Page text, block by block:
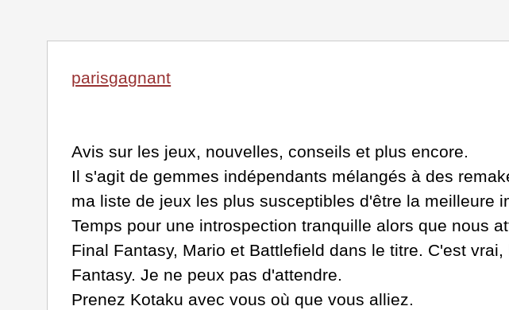
parisgagnant
Avis sur les jeux, nouvelles, conseils et plus encore.
Il s'agit de gemmes indépendants mélangés à des
ma liste de jeux les plus susceptibles d'être la meilleure
Temps pour une introspection tranquille alors que nous
Final Fantasy, Mario et Battlefield dans le titre. C'est
Fantasy. Je ne peux pas d'attendre.
Prenez Kotaku avec vous où que vous alliez.